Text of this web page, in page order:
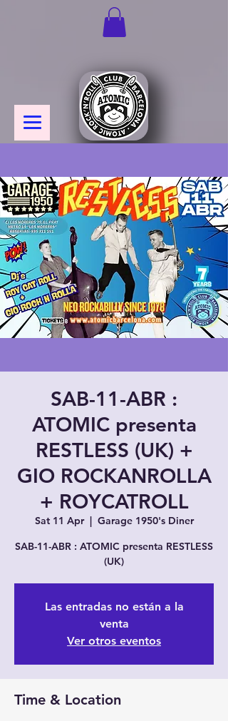
SAB-11-ABR :
ATOMIC presenta
RESTLESS (UK) +
GIO ROCKANROLLA
+ ROYCATROLL
Sat 11 Apr
  |
Garage 1950's Diner
SAB-11-ABR : ATOMIC presenta RESTLESS
(UK)
Las entradas no están a la
venta
Ver otros eventos
Time & Location